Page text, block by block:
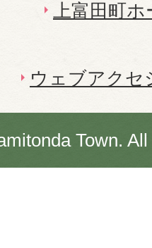
上富田町
ウェブアクセ
Town.